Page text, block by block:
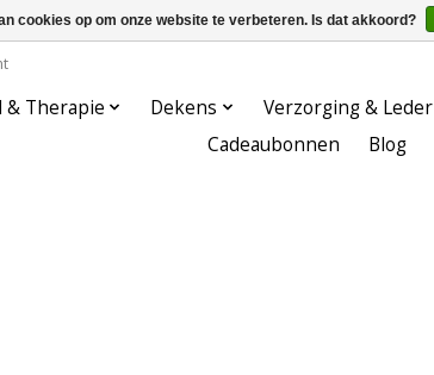
& Therapie Dekens Verzorging & Leder
Cadeaubonnen
Blog
cookies op om onze website te verbeteren. Is dat akkoord?